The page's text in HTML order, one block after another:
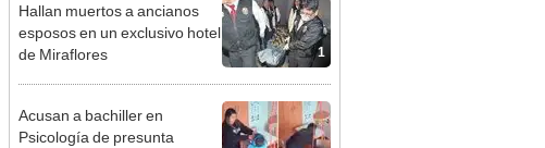
1
Hallan muertos a ancianos
esposos en un exclusivo hotel
de Miraflores
Acusan a bachiller en
Psicología de presunta